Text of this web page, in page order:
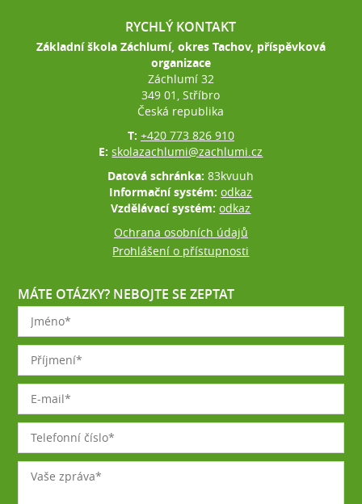
RYCHLÝ KONTAKT
Základní škola Záchlumí, okres Tachov, příspěvková
organizace
Záchlumí 32
349 01, Stříbro
Česká republika
T: +420 773 826 910
E:skolazachlumi@zachlumi.cz
Datová schránka:83kvuuh
Informační systém:odkaz
Vzdělávací systém:odkaz
Ochrana osobních údajů
Prohlášení o přístupnosti
MÁTE OTÁZKY? NEBOJTE SE ZEPTAT